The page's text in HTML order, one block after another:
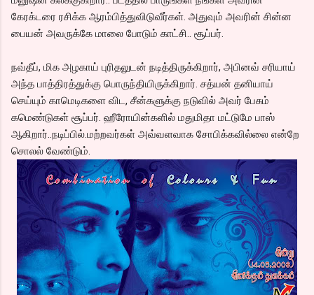
கேரக்டரை ரசிக்க ஆரம்பித்துவிடுவீர்கள். அதுவும் அவரின் சின்ன
பையன் அவருக்கே மாலை போடும் காட்சி.. சூப்பர்.
நவ்தீப், மிக அழகாய் புரிதலுடன் நடித்திருக்கிறார், அபினவ் சரியாய்
அந்த பாத்திரத்துக்கு பொருந்தியிருக்கிறார். சத்யன் தனியாய்
செய்யும் காமெடிகளை விட, சீன்களுக்கு நடுவில் அவர் பேசும்
கமெண்டுகள் சூப்பர். ஹீரோயின்களில் மதுமிதா மட்டுமே பாஸ்
ஆகிறார்..நடிப்பில்.மற்றவர்கள் அவ்வளவாக சோபிக்கவில்லை என்றே
சொலல் வேண்டும்.